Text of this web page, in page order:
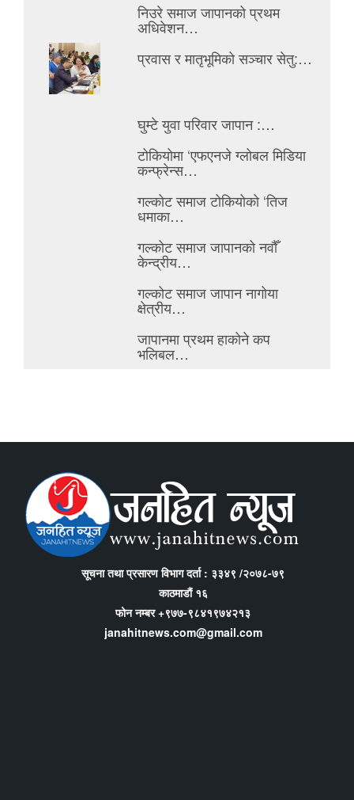
निउरे समाज जापानको प्रथम
अधिवेशन…
प्रवास र मातृभूमिको सञ्चार सेतु:…
घुम्टे युवा परिवार जापान :…
टोकियोमा ‘एफएनजे ग्लोबल मिडिया
कन्फ्रेन्स…
गल्कोट समाज टोकियोको ‘तिज
धमाका…
गल्कोट समाज जापानको नवौँ
केन्द्रीय…
गल्कोट समाज जापान नागोया
क्षेत्रीय…
जापानमा प्रथम हाकोने कप
भलिबल…
सूचना तथा प्रसारण विभाग दर्ता : ३३४९ /२०७८-७९
काठमाडौं १६
फोन नम्बर +९७७-९८४१९७४२१३
janahitnews.com@gmail.com